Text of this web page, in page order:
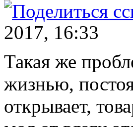
2017, 16:33
Такая же
жизнью,
открывает,